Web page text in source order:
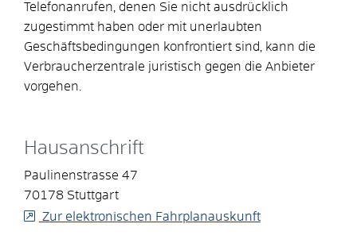
Telefonanrufen, denen Sie nicht ausdrücklich
zugestimmt haben oder mit unerlaubten
Geschäftsbedingungen konfrontiert sind, kann die
Verbraucherzentrale juristisch gegen die Anbieter
vorgehen.
Hausanschrift
Paulinenstrasse 47
70178 Stuttgart
Zur elektronischen Fahrplanauskunft